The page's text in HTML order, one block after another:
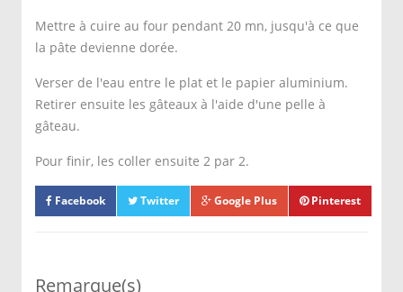
Mettre à cuire au four pendant 20 mn, jusqu'à ce que
la pâte devienne dorée.
Verser de l'eau entre le plat et le papier aluminium.
Retirer ensuite les gâteaux à l'aide d'une pelle à
gâteau.
Pour finir, les coller ensuite 2 par 2.
Facebook Twitter Google Plus Pinterest
Remarque(s)